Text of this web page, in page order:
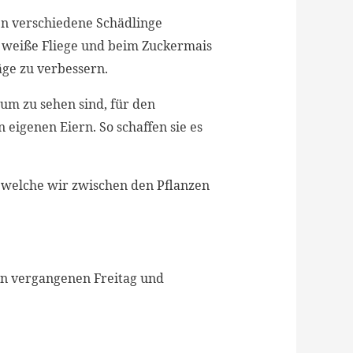
verschiedene Schädlinge
Fliege und beim Zuckermais
zu verbessern.
zu sehen sind, für den
Eiern. So schaffen sie es
wir zwischen den Pflanzen
vergangenen Freitag und